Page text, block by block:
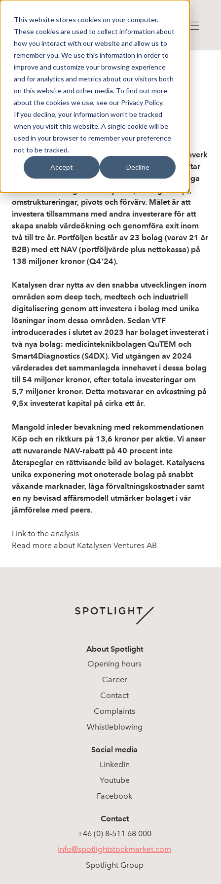
This website stores cookies on your computer.
These cookies are used to collect information about
how you interact with our website and allow us to
remember you. We use this information in order to
improve and customize your browsing experience
and for analytics and metrics about our visitors both
on this website and other media. To find out more
about the cookies we use, see our Privacy Policy.
If you decline, your information won’t be tracked
when you visit this website. A single cookie will be
used in your browser to remember your preference
not to be tracked.
Accept Decline
Published: 4/14/2025 11:04:23 AM
Katalysen Ventures: Ny
affärsmodell ger vind i seglen -
Mangold Insight Analys
Katalysen Ventures investerar i små onoterade
nordeuropeiska bolag genom sitt investeringsramverk
Venture Targeter Framework (VTF). Ramverket syftar
till att investera i och lösa problem hos bolag i tidiga
skeden via management buyouts (ledningsutköp),
omstruktureringar, pivots och förvärv. Målet är att
investera tillsammans med andra investerare för att
skapa snabb värdeökning och genomföra exit inom
två till tre år. Portföljen består av 23 bolag (varav 21 är
B2B) med ett NAV (portföljvärde plus nettokassa) på
138 miljoner kronor (Q4'24).
Katalysen drar nytta av den snabba utvecklingen inom
områden som deep tech, medtech och industriell
digitalisering genom att investera i bolag med unika
lösningar inom dessa områden. Sedan VTF
introducerades i slutet av 2023 har bolaget investerat i
två nya bolag: medicinteknikbolagen QuTEM och
Smart4Diagnostics (S4DX). Vid utgången av 2024
värderades det sammanlagda innehavet i dessa bolag
till 54 miljoner kronor, efter totala investeringar om
5,7 miljoner kronor. Detta motsvarar en avkastning på
9,5x investerat kapital på cirka ett år.
Mangold inleder bevakning med rekommendationen
Köp och en riktkurs på 13,6 kronor per aktie. Vi anser
att nuvarande NAV-rabatt på 40 procent inte
återspeglar en rättvisande bild av bolaget. Katalysens
unika exponering mot onoterade bolag på snabbt
växande marknader, låga förvaltningskostnader samt
en ny bevisad affärsmodell utmärker bolaget i vår
jämförelse med peers.
Link to the analysis
Read more about Katalysen Ventures AB
About Spotlight
Opening hours
Career
Contact
Complaints
Whistleblowing
Social media
LinkedIn
Youtube
Facebook
Contact
+46 (0) 8-511 68 000
info@spotlightstockmarket.com
Spotlight Group